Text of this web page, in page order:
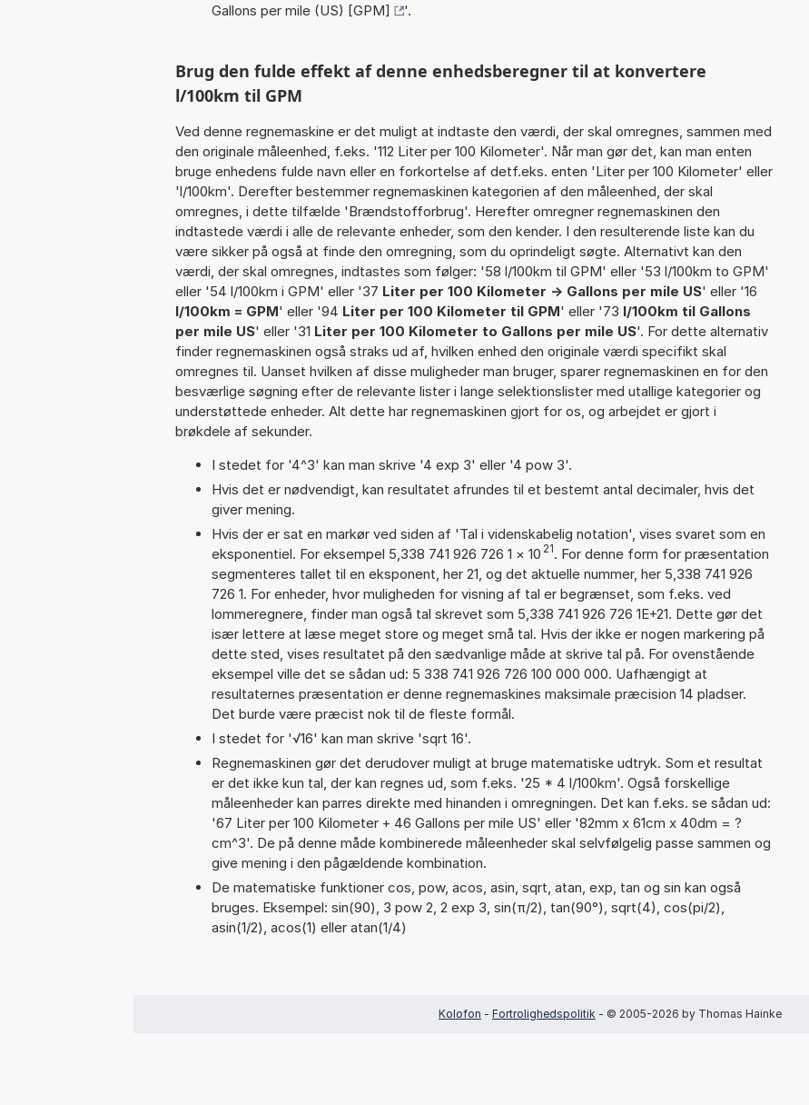
Gallons per mile (US) [GPM]
'.
Brug den fulde effekt af denne enhedsberegner til at konvertere
l/100km til GPM
Ved denne regnemaskine er det muligt at indtaste den værdi, der skal omregnes, sammen med
den originale måleenhed, f.eks. '112 Liter per 100 Kilometer'. Når man gør det, kan man enten
bruge enhedens fulde navn eller en forkortelse af detf.eks. enten 'Liter per 100 Kilometer' eller
'l/100km'. Derefter bestemmer regnemaskinen kategorien af den måleenhed, der skal
omregnes, i dette tilfælde 'Brændstofforbrug'. Herefter omregner regnemaskinen den
indtastede værdi i alle de relevante enheder, som den kender. I den resulterende liste kan du
være sikker på også at finde den omregning, som du oprindeligt søgte. Alternativt kan den
værdi, der skal omregnes, indtastes som følger: '58 l/100km til GPM' eller '53 l/100km to GPM'
eller '54 l/100km i GPM' eller '37 Liter per 100 Kilometer -> Gallons per mile US' eller '16
l/100km = GPM' eller '94 Liter per 100 Kilometer til GPM' eller '73 l/100km til Gallons
per mile US' eller '31 Liter per 100 Kilometer to Gallons per mile US'. For dette alternativ
finder regnemaskinen også straks ud af, hvilken enhed den originale værdi specifikt skal
omregnes til. Uanset hvilken af disse muligheder man bruger, sparer regnemaskinen en for den
besværlige søgning efter de relevante lister i lange selektionslister med utallige kategorier og
understøttede enheder. Alt dette har regnemaskinen gjort for os, og arbejdet er gjort i
brøkdele af sekunder.
I stedet for '4^3' kan man skrive '4 exp 3' eller '4 pow 3'.
Hvis det er nødvendigt, kan resultatet afrundes til et bestemt antal decimaler, hvis det
giver mening.
Hvis der er sat en markør ved siden af 'Tal i videnskabelig notation', vises svaret som en
eksponentiel. For eksempel 5,338 741 926 726 1 × 10 21. For denne form for præsentation
segmenteres tallet til en eksponent, her 21, og det aktuelle nummer, her 5,338 741 926
726 1. For enheder, hvor muligheden for visning af tal er begrænset, som f.eks. ved
lommeregnere, finder man også tal skrevet som 5,338 741 926 726 1E+21. Dette gør det
især lettere at læse meget store og meget små tal. Hvis der ikke er nogen markering på
dette sted, vises resultatet på den sædvanlige måde at skrive tal på. For ovenstående
eksempel ville det se sådan ud: 5 338 741 926 726 100 000 000. Uafhængigt at
resultaternes præsentation er denne regnemaskines maksimale præcision 14 pladser.
Det burde være præcist nok til de fleste formål.
I stedet for '√16' kan man skrive 'sqrt 16'.
Regnemaskinen gør det derudover muligt at bruge matematiske udtryk. Som et resultat
er det ikke kun tal, der kan regnes ud, som f.eks. '25 * 4 l/100km'. Også forskellige
måleenheder kan parres direkte med hinanden i omregningen. Det kan f.eks. se sådan ud:
'67 Liter per 100 Kilometer + 46 Gallons per mile US' eller '82mm x 61cm x 40dm = ?
cm^3'. De på denne måde kombinerede måleenheder skal selvfølgelig passe sammen og
give mening i den pågældende kombination.
De matematiske funktioner cos, pow, acos, asin, sqrt, atan, exp, tan og sin kan også
bruges. Eksempel: sin(90), 3 pow 2, 2 exp 3, sin(π/2), tan(90°), sqrt(4), cos(pi/2),
asin(1/2), acos(1) eller atan(1/4)
Kolofon - Fortrolighedspolitik - © 2005-2026 by Thomas Hainke